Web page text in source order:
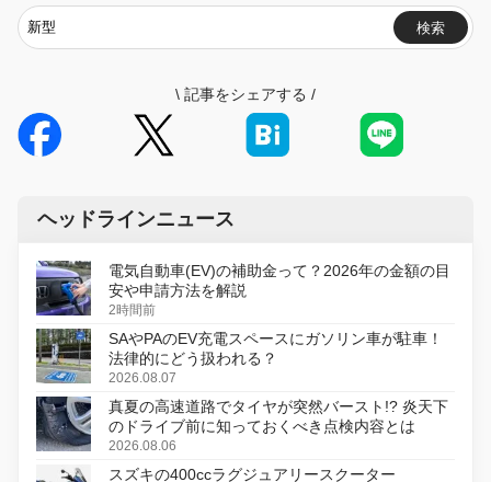
検索
\ 記事をシェアする /
ヘッドラインニュース
電気自動車(EV)の補助金って？2026年の金額の目
安や申請方法を解説
2時間前
SAやPAのEV充電スペースにガソリン車が駐車！
法律的にどう扱われる？
2026.08.07
真夏の高速道路でタイヤが突然バースト!? 炎天下
のドライブ前に知っておくべき点検内容とは
2026.08.06
スズキの400ccラグジュアリースクーター